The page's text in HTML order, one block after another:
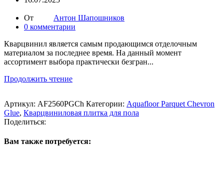
От
Антон Шапошников
0 комментарии
Кварцвинил является самым продающимся отделочным
материалом за последнее время. На данный момент
ассортимент выбора практически безгран...
Продолжить чтение
Артикул: AF2560PGCh Категории: Aquafloor Parquet Chevron
Glue, Кварцвиниловая плитка для пола
Поделиться:
Вам также потребуется: